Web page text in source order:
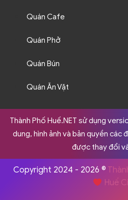
Quán Cafe
Quán Phở
Quán Bún
Quán Ăn Vặt
Thành Phố Huế.NET sử dụng
dung, hình ảnh và bản quyền các
được thay đổi
Copyright 2024 - 2026 ©
Huế